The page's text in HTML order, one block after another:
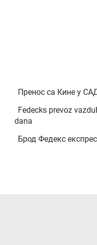
Пренос са Кине у
Fedecks prevoz
dana
Брод Федекс експрес